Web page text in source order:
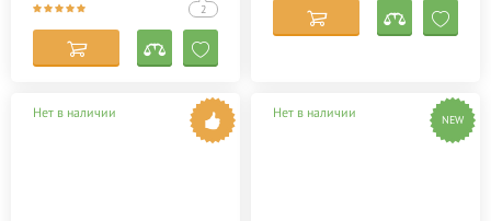
2
Нет в наличии Нет в наличии NEW